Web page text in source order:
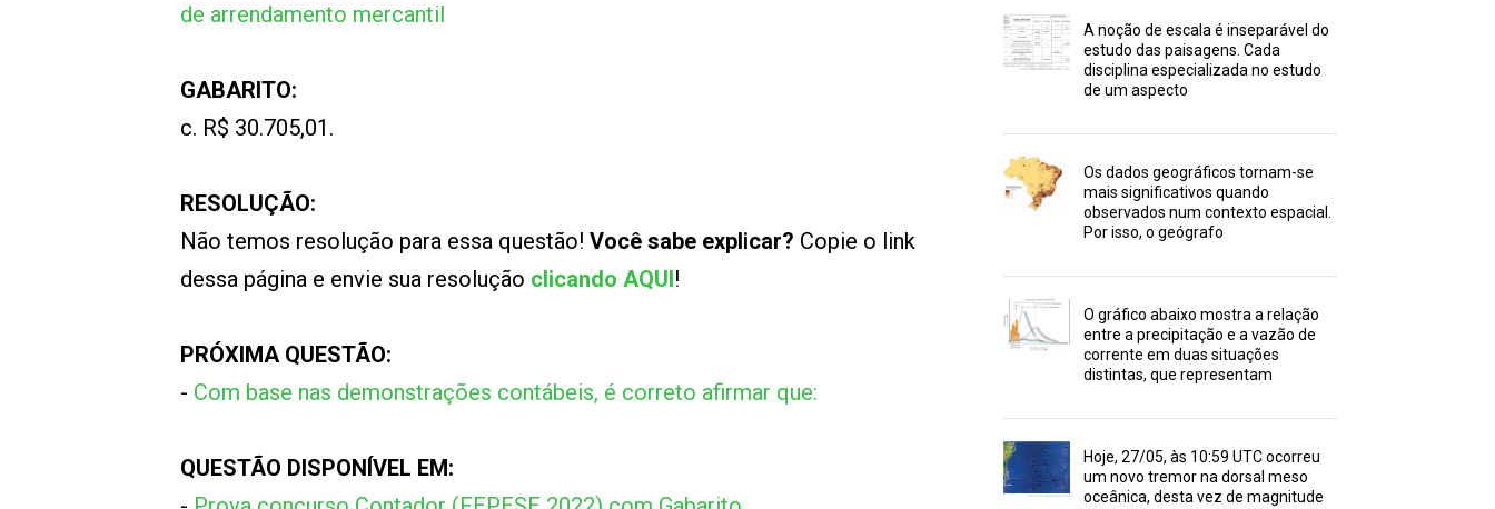
de arrendamento mercantil
GABARITO:
c. R$ 30.705,01.
RESOLUÇÃO:
Não temos resolução para essa questão! Você sabe explicar? Copie o link
dessa página e envie sua resolução clicando AQUI!
PRÓXIMA QUESTÃO:
- Com base nas demonstrações contábeis, é correto afirmar que:
QUESTÃO DISPONÍVEL EM:
A noção de escala é inseparável do
estudo das paisagens. Cada
disciplina especializada no estudo
de um aspecto
Os dados geográficos tornam-se
mais significativos quando
observados num contexto espacial.
Por isso, o geógrafo
O gráfico abaixo mostra a relação
entre a precipitação e a vazão de
corrente em duas situações
distintas, que representam
Hoje, 27/05, às 10:59 UTC ocorreu
um novo tremor na dorsal meso
oceânica, desta vez de magnitude